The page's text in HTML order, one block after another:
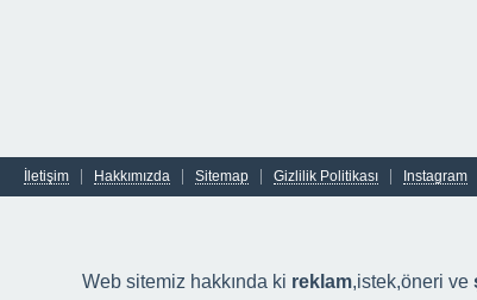
İletişim Hakkımızda Sitemap Gizlilik Politikası Instagram
Web sitemiz hakkında ki reklam,istek,öneri ve